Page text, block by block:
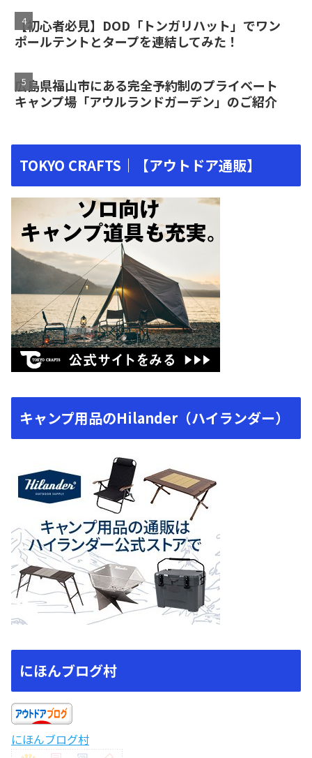
【初心者必見】DOD「トンガリハット」でワン
ポールテントとタープを連結してみた！
広島県福山市にある完全予約制のプライベート
キャンプ場「アウルランドガーデン」のご紹介
TOKYO CRAFTS｜【アウトドア通販】
キャンプ用品のHilander（ハイランダー）
にほんブログ村
にほんブログ村